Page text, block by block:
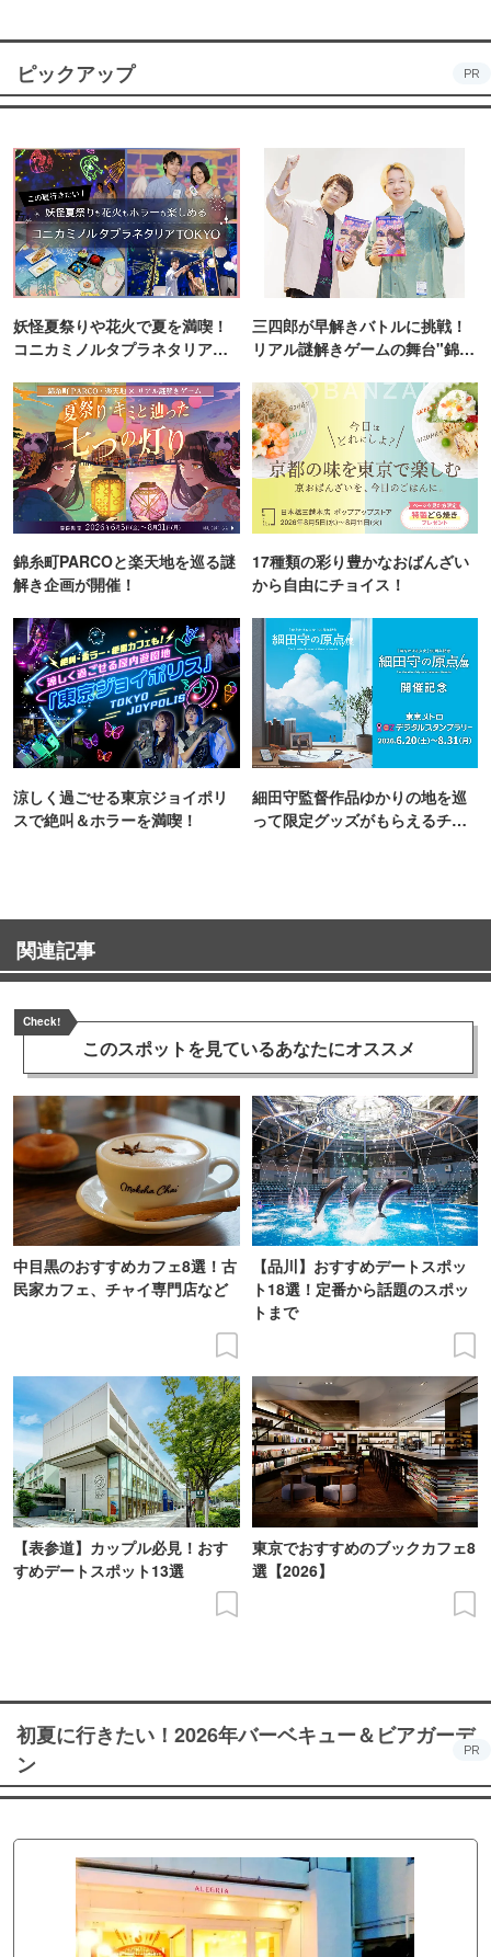
ピックアップ PR
妖怪夏祭りや花火で夏を満喫！
コニカミノルタプラネタリア
三四郎が早解きバトルに挑戦！
リアル謎解きゲームの舞台"錦糸
錦糸町PARCOと楽天地を巡る謎
解き企画が開催！
17種類の彩り豊かなおばんざい
から自由にチョイス！
涼しく過ごせる東京ジョイポリ
スで絶叫＆ホラーを満喫！
細田守監督作品ゆかりの地を巡
って限定グッズがもらえるチャ
関連記事
Check!
このスポットを見ているあなたにオススメ
中目黒のおすすめカフェ8選！古
民家カフェ、チャイ専門店など
【品川】おすすめデートスポッ
ト18選！定番から話題のスポッ
トまで
【表参道】カップル必見！おす
すめデートスポット13選
東京でおすすめのブックカフェ8
選【2026】
初夏に行きたい！2026年バーベキュー＆ビアガーデ
ン
PR